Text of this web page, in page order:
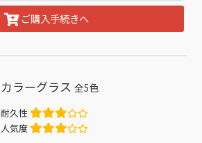
ご購入手続きへ
カラーグラス全5色
耐久性
人気度